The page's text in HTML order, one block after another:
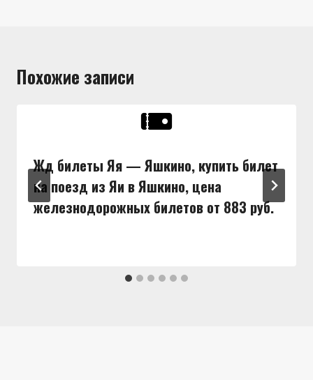
Похожие записи
Жд билеты Яя — Яшкино, купить билет
на поезд из Яи в Яшкино, цена
железнодорожных билетов от 883 руб.